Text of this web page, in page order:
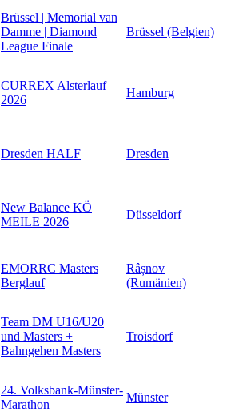
Brüssel | Memorial van
Damme | Diamond
League Finale
Brüssel (Belgien)
CURREX Alsterlauf
2026
Hamburg
Dresden HALF Dresden
New Balance KÖ
MEILE 2026
Düsseldorf
EMORRC Masters
Berglauf
Râșnov
(Rumänien)
Team DM U16/U20
und Masters +
Bahngehen Masters
Troisdorf
24. Volksbank-Münster-
Marathon
Münster